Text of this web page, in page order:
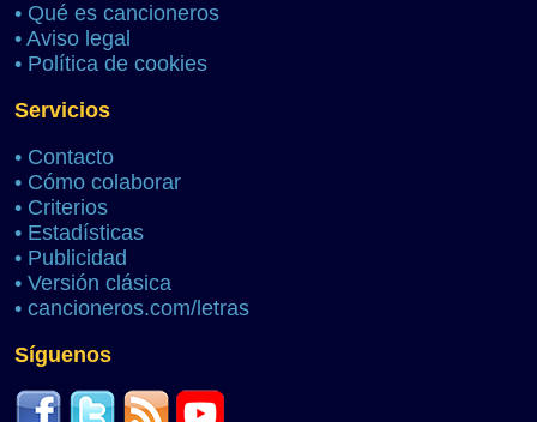
• Qué es cancioneros
• Aviso legal
• Política de cookies
Servicios
• Contacto
• Cómo colaborar
• Criterios
• Estadísticas
• Publicidad
• Versión clásica
• cancioneros.com/letras
Síguenos